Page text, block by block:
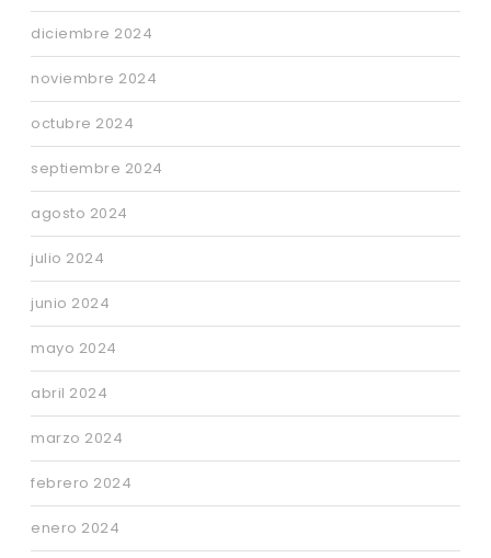
diciembre 2024
noviembre 2024
octubre 2024
septiembre 2024
agosto 2024
julio 2024
junio 2024
mayo 2024
abril 2024
marzo 2024
febrero 2024
enero 2024